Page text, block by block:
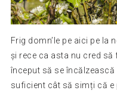
Frig domn’le pe aici pe la
și rece ca asta nu cred să
început să se
suficient cât să simți că e